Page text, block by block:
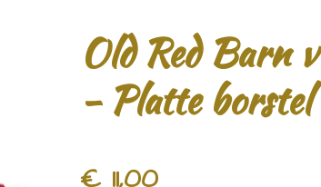
Old Red Barn
- Platte
€ 11,00